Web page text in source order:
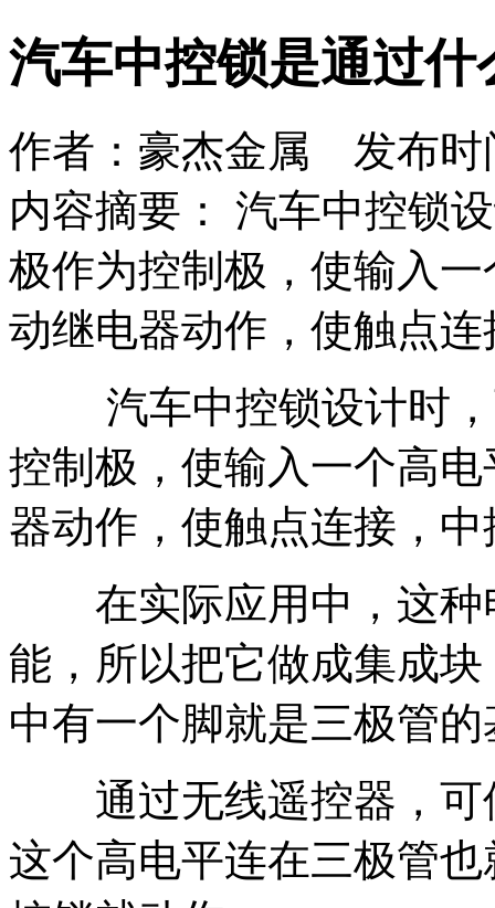
汽车中控锁是通过什
作者：豪杰金属 发布时
内容摘要： 汽车中控锁
极作为控制极，使输入
动继电器动作，使触点
汽车中控锁设计时，
控制极，使输入一个高
器动作，使触点连接，
在实际应用中，这种
能，所以把它做成集成
中有一个脚就是三极管
通过无线遥控器，可
这个高电平连在三极管